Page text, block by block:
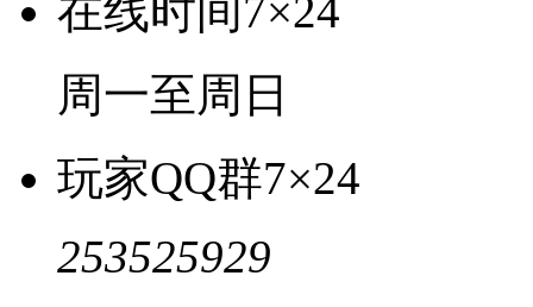
在线时间7×24
周一至周日
玩家QQ群7×24
253525929